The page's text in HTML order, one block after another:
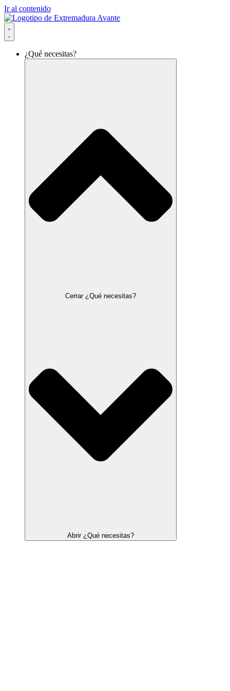
Ir al contenido
¿Qué necesitas?
Cerrar ¿Qué necesitas?
Abrir ¿Qué necesitas?